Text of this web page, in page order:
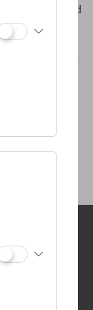
sind
Reservierung